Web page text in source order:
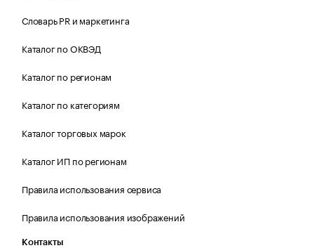
Словарь PR и маркетинга
Каталог по ОКВЭД
Каталог по регионам
Каталог по категориям
Каталог торговых марок
Каталог ИП по регионам
Правила использования сервиса
Правила использования изображений
Контакты